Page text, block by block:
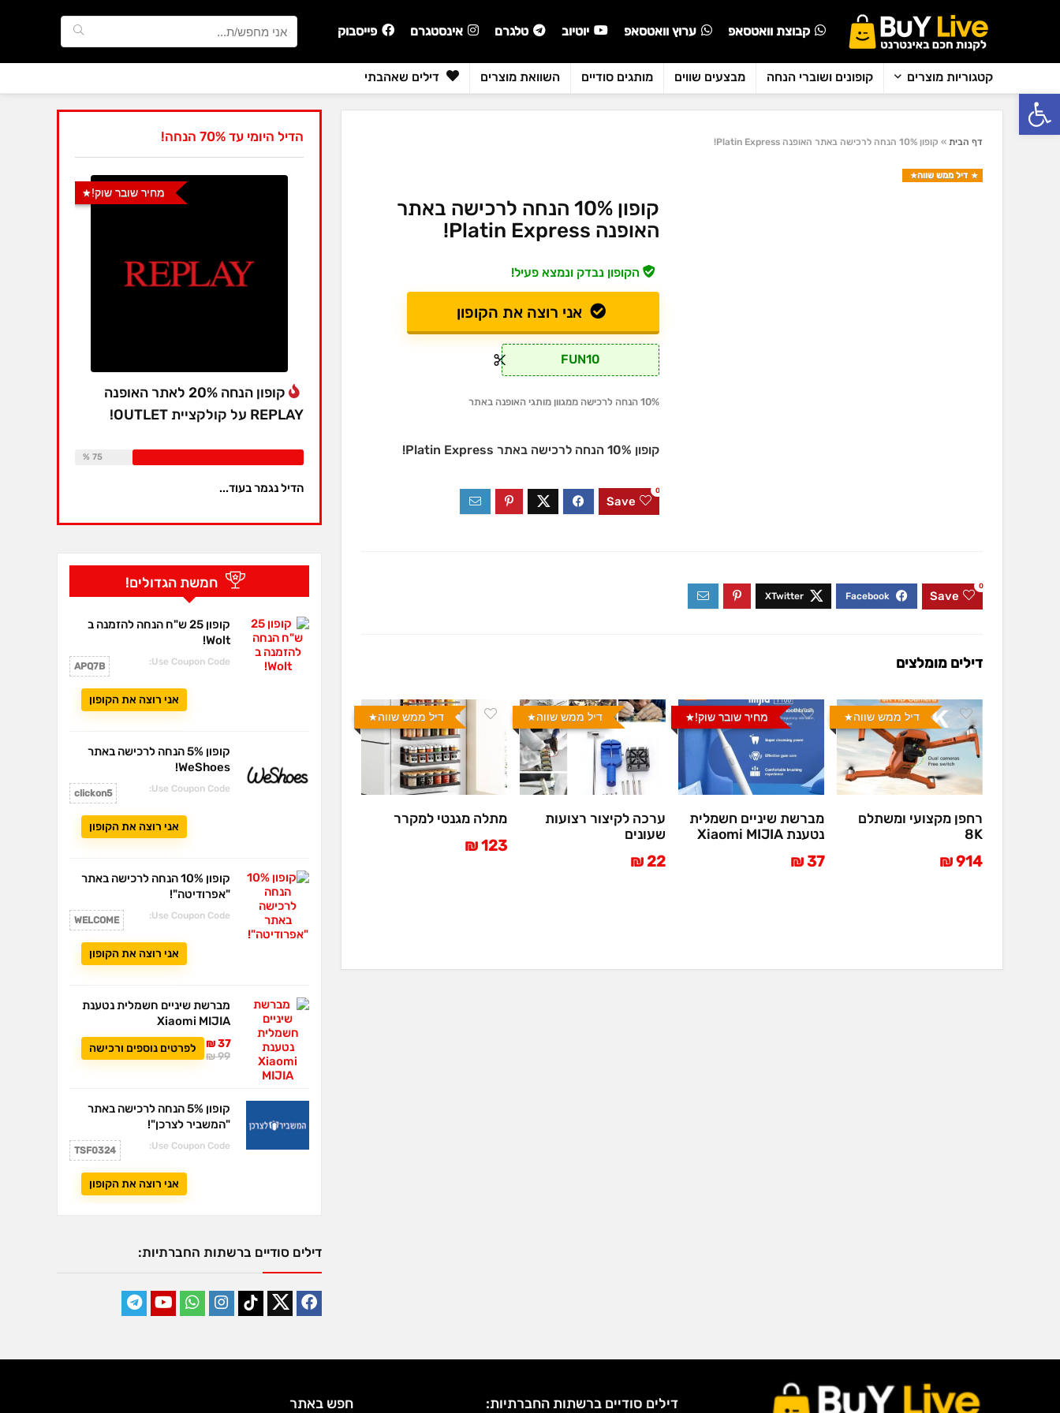
פתח סרגל נגישות
פייסבוק אינסטגרם טלגרם יוטיוב ערוץ וואטסאפ קבוצת וואטסאפ
קטגוריות מוצרים קופונים ושוברי הנחה מבצעים שווים מותגים סודיים השוואת מוצרים דילים שאהבתי
דף הבית » קופון 10% הנחה לרכישה באתר האופנה Platin Express!
דיל ממש שווה
קופון 10% הנחה לרכישה באתר
האופנה Platin Express!
הקופון נבדק ונמצא פעיל!
אני רוצה את הקופון
FUN10
10% הנחה לרכישה ממגוון מותגי האופנה באתר
קופון 10% הנחה לרכישה באתר Platin Express!
Save
0
Save
0
דילים מומלצים
דיל ממש שווה
רחפן מקצועי ומשתלם
8K
914 ₪
מחיר שובר שוק!
מברשת שיניים חשמלית
נטענת Xiaomi MIJIA
37 ₪
דיל ממש שווה
ערכה לקיצור רצועות
שעונים
22 ₪
דיל ממש שווה
מתלה מגנטי למקרר
123 ₪
הדיל היומי עד 70% הנחה!
מחיר שובר שוק!
קופון הנחה 20% לאתר האופנה
REPLAY על קולקציית OUTLET!
Available:
75 %
הדיל נגמר בעוד...
חמשת הגדולים!
קופון 25 ש"ח הנחה להזמנה ב
Wolt!
Use Coupon Code:
APQ7B
אני רוצה את הקופון
קופון 5% הנחה לרכישה באתר
WeShoes!
Use Coupon Code:
clickon5
אני רוצה את הקופון
קופון 10% הנחה לרכישה באתר
"אפרודיטה"!
Use Coupon Code:
WELCOME
אני רוצה את הקופון
מברשת שיניים חשמלית נטענת
Xiaomi MIJIA
37 ₪
99 ₪
לפרטים נוספים ורכישה
קופון 5% הנחה לרכישה באתר
"המשביר לצרכן"!
Use Coupon Code:
TSF0324
אני רוצה את הקופון
דילים סודיים ברשתות החברתיות:
דילים סודיים ברשתות החברתיות: חפש באתר